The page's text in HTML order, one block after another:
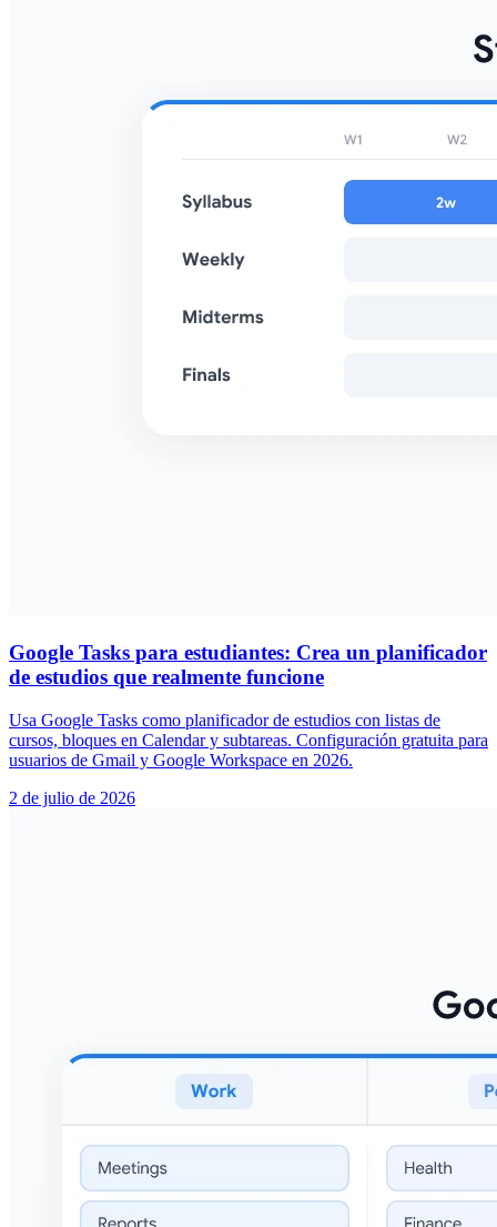
Google Tasks para estudiantes: Crea un planificador
de estudios que realmente funcione
Usa Google Tasks como planificador de estudios con listas de
cursos, bloques en Calendar y subtareas. Configuración gratuita para
usuarios de Gmail y Google Workspace en 2026.
2 de julio de 2026